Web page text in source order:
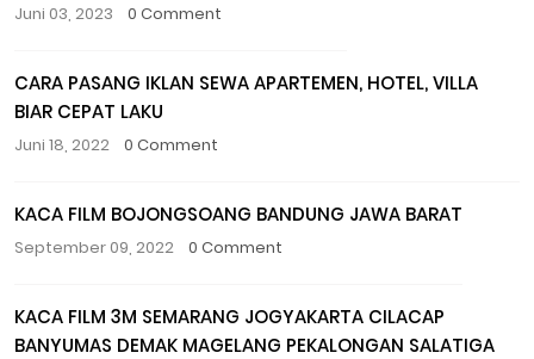
Juni 03, 2023 0 Comment
CARA PASANG IKLAN SEWA APARTEMEN, HOTEL, VILLA
BIAR CEPAT LAKU
Juni 18, 2022 0 Comment
KACA FILM BOJONGSOANG BANDUNG JAWA BARAT
September 09, 2022 0 Comment
KACA FILM 3M SEMARANG JOGYAKARTA CILACAP
BANYUMAS DEMAK MAGELANG PEKALONGAN SALATIGA